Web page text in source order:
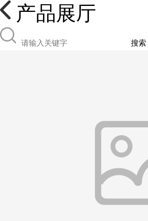
产品展厅
搜索